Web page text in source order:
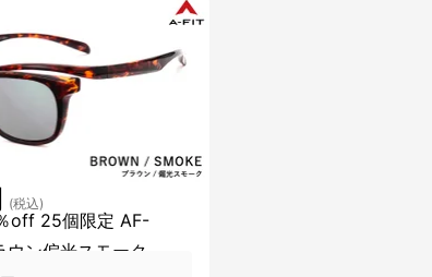
off 25個限定 AF-
ウン偏光スモーク
(税込)